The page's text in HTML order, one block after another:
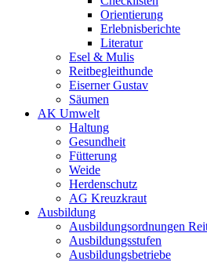
Orientierung
Erlebnisberichte
Literatur
Esel & Mulis
Reitbegleithunde
Eiserner Gustav
Säumen
AK Umwelt
Haltung
Gesundheit
Fütterung
Weide
Herdenschutz
AG Kreuzkraut
Ausbildung
Ausbildungsordnungen
Ausbildungsstufen
Ausbildungsbetriebe